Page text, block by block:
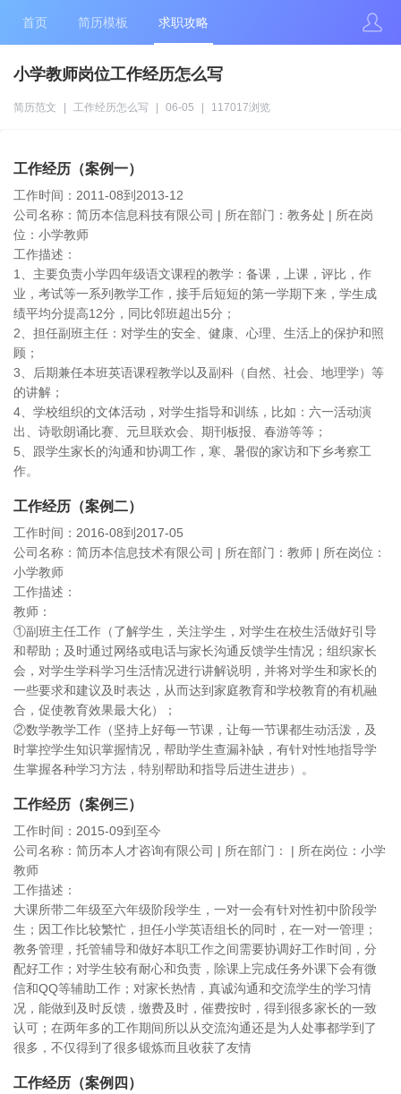
首页 简历模板 求职攻略
小学教师岗位工作经历怎么写
简历范文 工作经历怎么写 06-05 117017浏览
工作经历（案例一）
工作时间：2011-08到2013-12
公司名称：简历本信息科技有限公司 | 所在部门：教务处 | 所在岗
位：小学教师
工作描述：
1、主要负责小学四年级语文课程的教学：备课，上课，评比，作
业，考试等一系列教学工作，接手后短短的第一学期下来，学生成
绩平均分提高12分，同比邻班超出5分；
2、担任副班主任：对学生的安全、健康、心理、生活上的保护和照
顾；
3、后期兼任本班英语课程教学以及副科（自然、社会、地理学）等
的讲解；
4、学校组织的文体活动，对学生指导和训练，比如：六一活动演
出、诗歌朗诵比赛、元旦联欢会、期刊板报、春游等等；
5、跟学生家长的沟通和协调工作，寒、暑假的家访和下乡考察工
作。
工作经历（案例二）
工作时间：2016-08到2017-05
公司名称：简历本信息技术有限公司 | 所在部门：教师 | 所在岗位：
小学教师
工作描述：
教师：
①副班主任工作（了解学生，关注学生，对学生在校生活做好引导
和帮助；及时通过网络或电话与家长沟通反馈学生情况；组织家长
会，对学生学科学习生活情况进行讲解说明，并将对学生和家长的
一些要求和建议及时表达，从而达到家庭教育和学校教育的有机融
合，促使教育效果最大化）；
②数学教学工作（坚持上好每一节课，让每一节课都生动活泼，及
时掌控学生知识掌握情况，帮助学生查漏补缺，有针对性地指导学
生掌握各种学习方法，特别帮助和指导后进生进步）。
工作经历（案例三）
工作时间：2015-09到至今
公司名称：简历本人才咨询有限公司 | 所在部门： | 所在岗位：小学
教师
工作描述：
大课所带二年级至六年级阶段学生，一对一会有针对性初中阶段学
生；因工作比较繁忙，担任小学英语组长的同时，在一对一管理；
教务管理，托管辅导和做好本职工作之间需要协调好工作时间，分
配好工作；对学生较有耐心和负责，除课上完成任务外课下会有微
信和QQ等辅助工作；对家长热情，真诚沟通和交流学生的学习情
况，能做到及时反馈，缴费及时，催费按时，得到很多家长的一致
认可；在两年多的工作期间所以从交流沟通还是为人处事都学到了
很多，不仅得到了很多锻炼而且收获了友情
工作经历（案例四）